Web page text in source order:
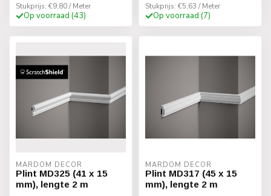
Stukprijs: €9,80 / Meter
Op voorraad (43)
Stukprijs: €5,63 / Meter
Op voorraad (7)
MARDOM DECOR
Plint MD325 (41 x 15
mm), lengte 2 m
MARDOM DECOR
Plint MD317 (45 x 15
mm), lengte 2 m